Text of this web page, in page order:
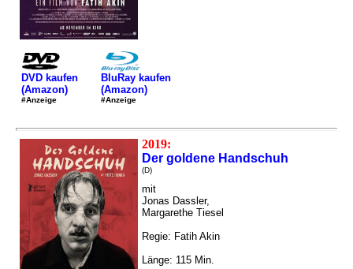
DVD kaufen
(Amazon)
#Anzeige
BluRay kaufen
(Amazon)
#Anzeige
2019:
Der goldene Handschuh
(D)
mit
Jonas Dassler,
Margarethe Tiesel
Regie: Fatih Akin
Länge: 115 Min.